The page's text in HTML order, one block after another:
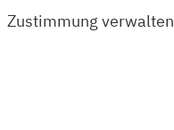
Zustimmung verwalten